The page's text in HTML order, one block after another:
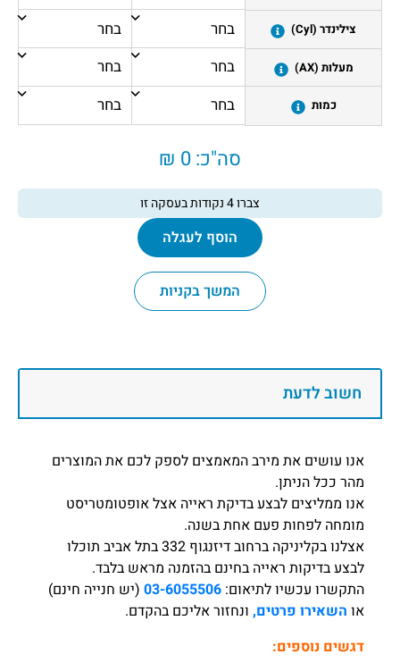
צילינדר (Cyl)
מעלות (AX)
כמות
סה"כ:0 ₪
צברו4נקודות בעסקה זו
הוסף לעגלה
המשך בקניות
חשוב לדעת
אנו עושים את מירב המאמצים לספק לכם את המוצרים
מהר ככל הניתן.
אנו ממליצים לבצע בדיקת ראייה אצל אופטומטריסט
מומחה לפחות פעם אחת בשנה.
אצלנו בקליניקה ברחוב דיזנגוף 332 בתל אביב תוכלו
לבצע בדיקות ראייה בחינם בהזמנה מראש בלבד.
התקשרו עכשיו לתיאום: 03-6055506 (יש חנייה חינם)
או השאירו פרטים, ונחזור אליכם בהקדם.
דגשים נוספים: